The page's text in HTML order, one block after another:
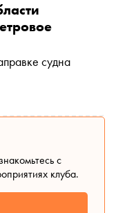
судна
с
клуба.